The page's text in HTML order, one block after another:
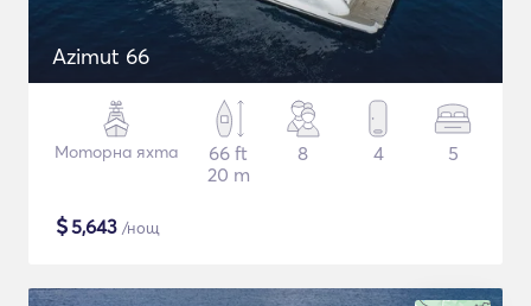
Azimut 66
Моторна яхта
66 ft
20 m
8 4 5
$5,643 /нощ